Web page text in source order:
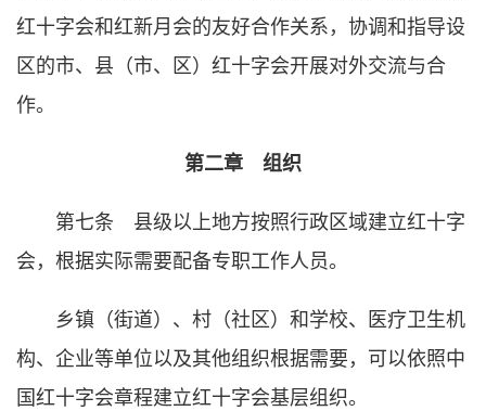
红十字会和红新月会的友好合作关系，协调和指导设
区的市、县（市、区）红十字会开展对外交流与合
作。
第二章 组织
第七条 县级以上地方按照行政区域建立红十字
会，根据实际需要配备专职工作人员。
乡镇（街道）、村（社区）和学校、医疗卫生机
构、企业等单位以及其他组织根据需要，可以依照中
国红十字会章程建立红十字会基层组织。